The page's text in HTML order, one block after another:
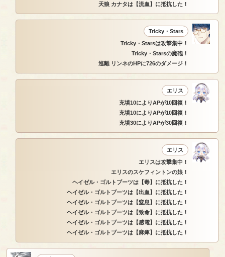
天狼 カナタは【流血】に抵抗した！
Tricky・Stars
Tricky・Starsは攻撃集中！
Tricky・Starsの魔砲！
巡離 リンネのHPに726のダメージ！
エリス
充填10によりAPが10回復！
充填10によりAPが10回復！
充填30によりAPが30回復！
エリス
エリスは攻撃集中！
エリスのスケフィントンの娘！
ヘイゼル・ゴルトブーツは【毒】に抵抗した！
ヘイゼル・ゴルトブーツは【出血】に抵抗した！
ヘイゼル・ゴルトブーツは【窒息】に抵抗した！
ヘイゼル・ゴルトブーツは【致命】に抵抗した！
ヘイゼル・ゴルトブーツは【感電】に抵抗した！
ヘイゼル・ゴルトブーツは【麻痺】に抵抗した！